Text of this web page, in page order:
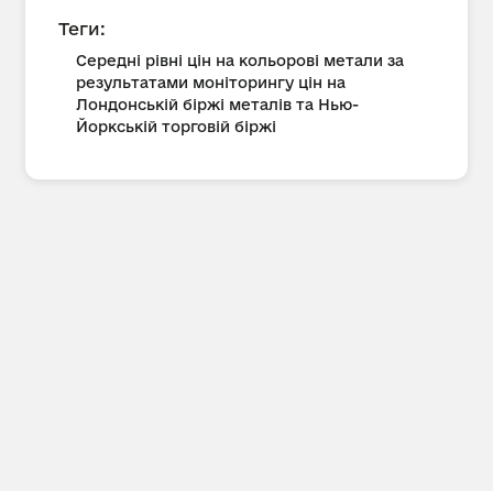
Теги:
Середні рівні цін на кольорові метали за
результатами моніторингу цін на
Лондонській біржі металів та Нью-
Йоркській торговій біржі